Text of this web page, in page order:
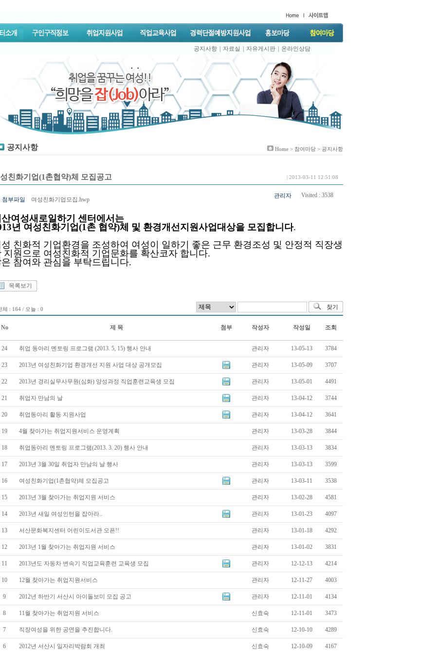
공지사항 자료실 자유게시판 온라인상담
공지사항 Home > 참여마당 > 공지사항
친화기업(1촌협약)체 모집공고 | 2013-03-11 12:51:08
관리자 Visited : 3538
첨부파일 여성친화기업모집.hwp
여성새로일하기 센터에서는
년 여성친화기업(1촌 협약)체 및 환경개선지원사업대상을 모집합니다.
성 친화적 기업환경을 조성하여 여성이 일하기 좋은 근무 환경조성 및 안정적 직장생
지원으로 여성친화적 기업문화를 확산코자 합니다.
은 참여와 관심을 부탁드립니다.
목록보기
체 : 164 / 오늘 : 0
No 제 목 첨부 작성자 작성일 조회
24 취업 동아리 멘토링 프로그램 (2013. 5, 15) 행사 안내 관리자 13-05-13 3784
23 2013년 여성친화기업 환경개선 지원 사업 대상 공개모집 관리자 13-05-09 3707
22 2013년 경리실무사무원(심화) 양성과정 직업훈련교육생 모집 관리자 13-05-01 4491
21 취업자 만남의 날 관리자 13-04-12 3744
20 취업동아리 활동 지원사업 관리자 13-04-12 3641
19 4월 찾아가는 취업지원서비스 운영계획 관리자 13-03-28 3844
18 취업동아리 멘토링 프로그램(2013. 3. 20) 행사 안내 관리자 13-03-13 3834
17 2013년 3월 30일 취업자 만남의 날 행사 관리자 13-03-13 3599
16 여성친화기업(1촌협약)체 모집공고 관리자 13-03-11 3538
15 2013년 3월 찾아가는 취업지원 서비스 관리자 13-02-28 4581
14 2013년 새일 여성인턴을 잡아라.. 관리자 13-01-23 4097
13 서산문화복지센터 어린이도서관 오픈!! 관리자 13-01-18 4292
12 2013년 1월 찾아가는 취업지원 서비스 관리자 13-01-02 3831
11 2013년도 자동차 변속기 직업교육훈련 교육생 모집 관리자 12-12-13 4214
10 12월 찾아가는 취업지원서비스 관리자 12-11-27 4003
9 2012년 하반기 서산시 아이돌보미 모집 공고 관리자 12-11-01 4134
8 11월 찾아가는 취업지원 서비스 신효숙 12-11-01 3473
7 직장여성을 위한 공연을 추진합니다. 신효숙 12-10-10 4289
6 2012년 서산시 일자리박람회 개최 신효숙 12-10-09 4167